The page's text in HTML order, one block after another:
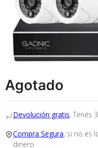
Agotado
Devolución gratis, Tenés
Compra Segura, si no es
dinero.
que esperabas o
Tu
Cumplimos con
seguridad.